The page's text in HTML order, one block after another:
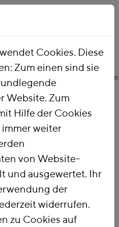
Themen Ökologische Finanzreform
die Steuer-
Cookies. Diese
Zum einen sind sie
Website. Zum
Hilfe der Cookies
immer weiter
von Website-
und ausgewertet. Ihr
der
widerrufen.
zu Cookies auf